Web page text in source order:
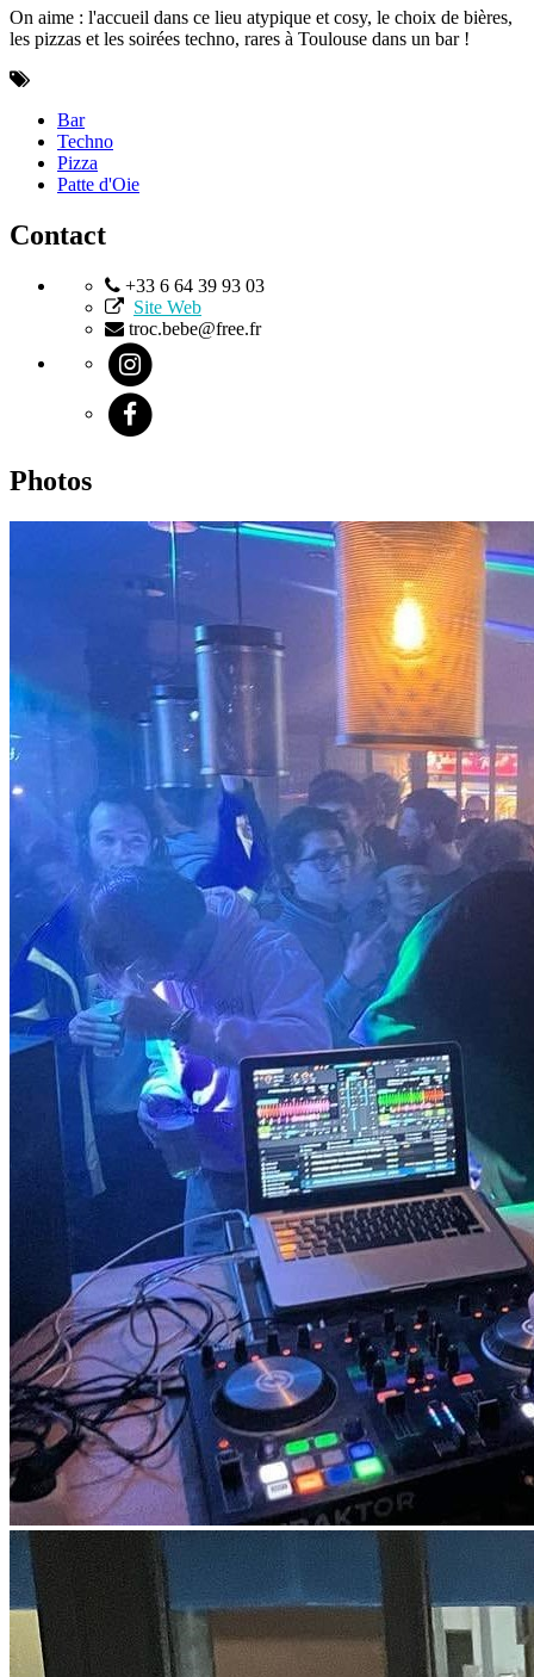
On aime : l'accueil dans ce lieu atypique et cosy, le choix de bières,
les pizzas et les soirées techno, rares à Toulouse dans un bar !
Bar
Techno
Pizza
Patte d'Oie
Contact
+33 6 64 39 93 03
Site Web
troc.bebe@free.fr
Photos